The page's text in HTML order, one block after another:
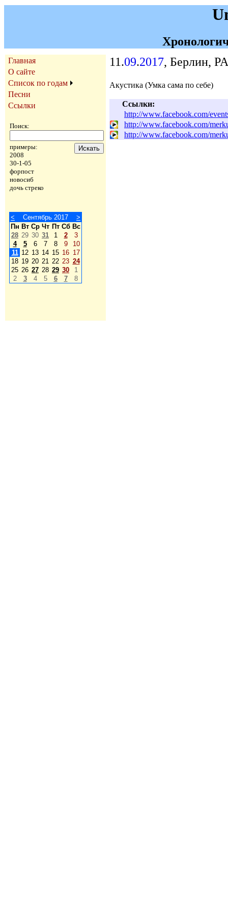
Главная
О сайте
Список по годам
Песни
Ссылки
Поиск:
примеры:
2008
30-1-05
форпост
новосиб
дочь стреко
< Сентябрь 2017
>
Пн Вт Ср Чт Пт Сб Вс
28 29 30 31 1 2
3
4
5 6 7 8 9
10
11 12 13 14 15 16 17
18 19 20 21 22 23 24
25 26 27 28 29 30
1
2
3 4 5 6 7 8
11.09.2017, Берлин,
Акустика (Умка сама по себе)
Ссылки:
http://www.facebook.com/
http://www.facebook.com/
http://www.facebook.com/